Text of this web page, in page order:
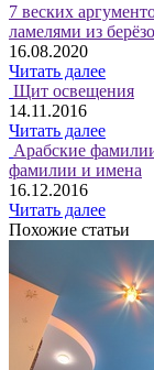
7 веских
ламелями из
16.08.2020
Читать далее
Щит освещения
14.11.2016
Читать далее
Арабские
фамилии и имена
16.12.2016
Читать далее
Похожие статьи